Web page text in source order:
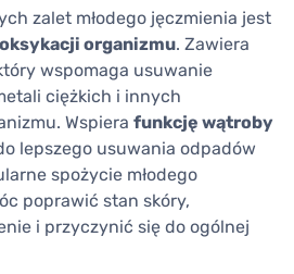
zalet młodego jęczmienia jest
organizmu. Zawiera
wspomaga usuwanie
ciężkich i innych
Wspiera funkcję wątroby
lepszego usuwania odpadów
spożycie młodego
poprawić stan skóry,
i przyczynić się do ogólnej